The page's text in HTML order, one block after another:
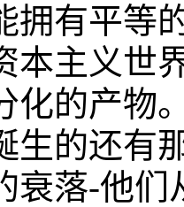
拥有平等
本主义世
化的产物
生的还有
衰落-他